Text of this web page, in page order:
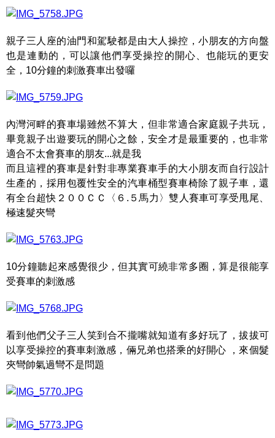
親子三人座的油門和駕駛都是由大人操控，小朋友的方向盤
也是連動的，可以讓他們享受操控的開心、也能玩的更安
全，10分鐘的刺激賽車出發囉
內灣河畔的賽車場雖然不算大，但非常適合家庭親子共玩，
畢竟親子出遊要玩的開心之餘，安全才是最重要的，也非常
適合不太會賽車的朋友...就是我
而且這裡的賽車是針對非專業賽車手的大小朋友而自行設計
生產的，採用包覆性安全的汽車桶型賽車椅除了親子車，還
有全台超快２００ＣＣ〈６.５馬力〉雙人賽車可享受甩尾、
極速髮夾彎
10分鐘聽起來感覺很少，但其實可繞非常多圈，算是很能享
受賽車的刺激感
看到他們父子三人笑到合不攏嘴就知道有多好玩了，拔拔可
以享受操控的賽車刺激感，倆兄弟也搭乘的好開心 ，來個髮
夾彎帥氣過彎不是問題